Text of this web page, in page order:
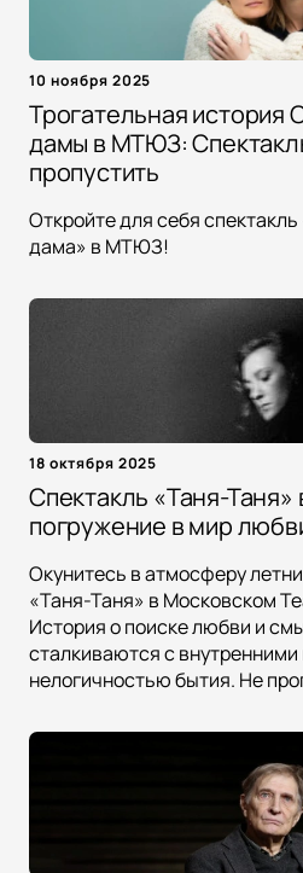
10 ноября 2025
Трогательная история
дамы в МТЮЗ:
пропустить
Откройте для себя
дама» в МТЮЗ!
18 октября 2025
Спектакль «Таня-
погружение в мир
Окунитесь в атмосферу
«Таня-Таня» в Московском
История о поиске любви и
сталкиваются с
нелогичностью бытия. Не